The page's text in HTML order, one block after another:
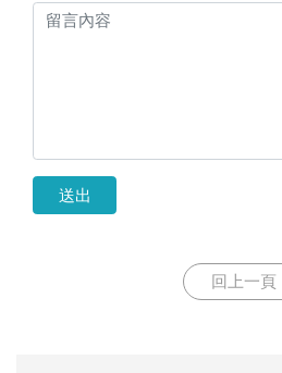
送出
回上一頁